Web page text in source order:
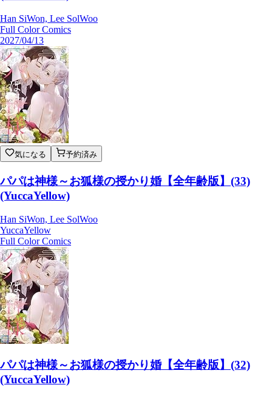
Han SiWon, Lee SolWoo
Full Color Comics
2027/04/13
気になる 予約済み
パパは神様～お狐様の授かり婚【全年齢版】(33)
(YuccaYellow)
Han SiWon, Lee SolWoo
YuccaYellow
Full Color Comics
パパは神様～お狐様の授かり婚【全年齢版】(32)
(YuccaYellow)